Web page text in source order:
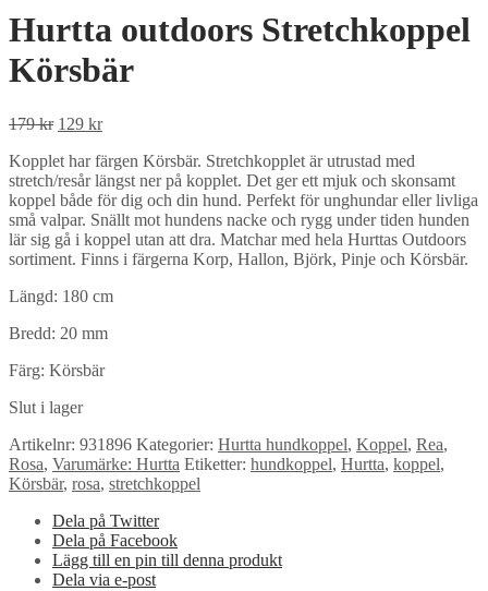
Hurtta outdoors Stretchkoppel
Körsbär
179kr Det
priset
var:
179 kr.
129 krDet
priset
är:
129 kr.
Kopplet har färgen Körsbär. Stretchkopplet är utrustad med
stretch/resår längst ner på kopplet. Det ger ett mjuk och skonsamt
koppel både för dig och din hund. Perfekt för unghundar eller livliga
små valpar. Snällt mot hundens nacke och rygg under tiden hunden
lär sig gå i koppel utan att dra. Matchar med hela Hurttas Outdoors
sortiment. Finns i färgerna Korp, Hallon, Björk, Pinje och Körsbär.
Längd: 180 cm
Bredd: 20 mm
Färg: Körsbär
Slut i lager
Artikelnr: 931896 Kategorier: Hurtta hundkoppel, Koppel, Rea,
Rosa, Varumärke: Hurtta Etiketter: hundkoppel, Hurtta, koppel,
Körsbär, rosa, stretchkoppel
Dela på Twitter
Dela på Facebook
Lägg till en pin till denna produkt
Dela via e-post